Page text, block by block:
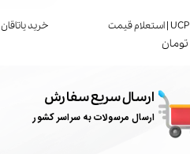
خرید یاتاقان UCT 211 | برند FYH ژاپن | استعلام قیمت
ارسال سریع سفارش
ارسال مرسولات به سراسر کشور